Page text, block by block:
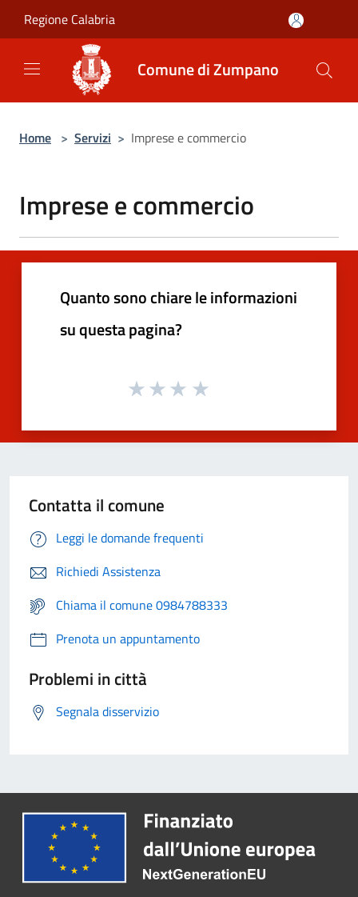
Regione Calabria
Comune di Zumpano
Home > Servizi > Imprese e commercio
Imprese e commercio
Quanto sono chiare le informazioni
su questa pagina?
Contatta il comune
Leggi le domande frequenti
Richiedi Assistenza
Chiama il comune 0984788333
Prenota un appuntamento
Problemi in città
Segnala disservizio